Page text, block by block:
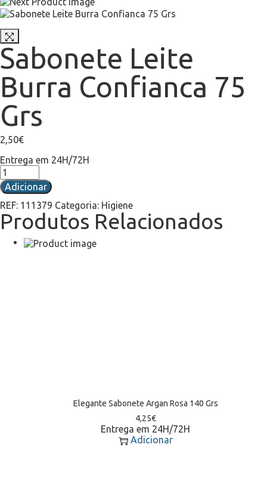
Sabonete Leite
Burra Confianca 75
Grs
2,50€
Entrega em 24H/72H
Adicionar
REF: 111379 Categoria: Higiene
Produtos Relacionados
Elegante Sabonete Argan Rosa 140 Grs
4,25€
Entrega em 24H/72H
Adicionar